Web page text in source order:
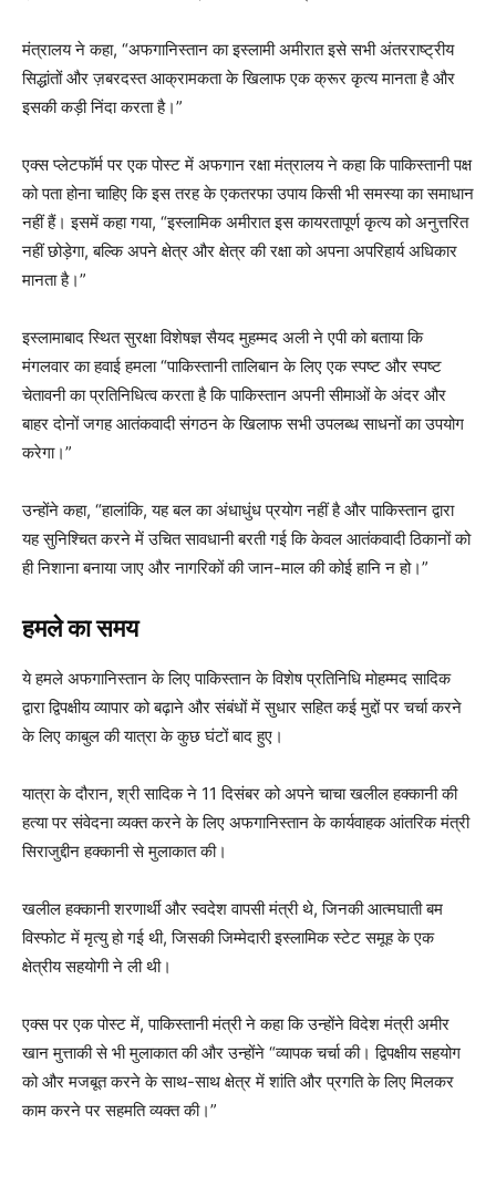
मंत्रालय ने कहा, “अफगानिस्तान का इस्लामी अमीरात इसे सभी अंतरराष्ट्रीय
सिद्धांतों और ज़बरदस्त आक्रामकता के खिलाफ एक क्रूर कृत्य मानता है और
इसकी कड़ी निंदा करता है।”
एक्स प्लेटफॉर्म पर एक पोस्ट में अफगान रक्षा मंत्रालय ने कहा कि पाकिस्तानी पक्ष
को पता होना चाहिए कि इस तरह के एकतरफा उपाय किसी भी समस्या का समाधान
नहीं हैं। इसमें कहा गया, “इस्लामिक अमीरात इस कायरतापूर्ण कृत्य को अनुत्तरित
नहीं छोड़ेगा, बल्कि अपने क्षेत्र और क्षेत्र की रक्षा को अपना अपरिहार्य अधिकार
मानता है।”
इस्लामाबाद स्थित सुरक्षा विशेषज्ञ सैयद मुहम्मद अली ने एपी को बताया कि
मंगलवार का हवाई हमला “पाकिस्तानी तालिबान के लिए एक स्पष्ट और स्पष्ट
चेतावनी का प्रतिनिधित्व करता है कि पाकिस्तान अपनी सीमाओं के अंदर और
बाहर दोनों जगह आतंकवादी संगठन के खिलाफ सभी उपलब्ध साधनों का उपयोग
करेगा।”
उन्होंने कहा, “हालांकि, यह बल का अंधाधुंध प्रयोग नहीं है और पाकिस्तान द्वारा
यह सुनिश्चित करने में उचित सावधानी बरती गई कि केवल आतंकवादी ठिकानों को
ही निशाना बनाया जाए और नागरिकों की जान-माल की कोई हानि न हो।”
हमले का समय
ये हमले अफगानिस्तान के लिए पाकिस्तान के विशेष प्रतिनिधि मोहम्मद सादिक
द्वारा द्विपक्षीय व्यापार को बढ़ाने और संबंधों में सुधार सहित कई मुद्दों पर चर्चा करने
के लिए काबुल की यात्रा के कुछ घंटों बाद हुए।
यात्रा के दौरान, श्री सादिक ने 11 दिसंबर को अपने चाचा खलील हक्कानी की
हत्या पर संवेदना व्यक्त करने के लिए अफगानिस्तान के कार्यवाहक आंतरिक मंत्री
सिराजुद्दीन हक्कानी से मुलाकात की।
खलील हक्कानी शरणार्थी और स्वदेश वापसी मंत्री थे, जिनकी आत्मघाती बम
विस्फोट में मृत्यु हो गई थी, जिसकी जिम्मेदारी इस्लामिक स्टेट समूह के एक
क्षेत्रीय सहयोगी ने ली थी।
एक्स पर एक पोस्ट में, पाकिस्तानी मंत्री ने कहा कि उन्होंने विदेश मंत्री अमीर
खान मुत्ताकी से भी मुलाकात की और उन्होंने “व्यापक चर्चा की। द्विपक्षीय सहयोग
को और मजबूत करने के साथ-साथ क्षेत्र में शांति और प्रगति के लिए मिलकर
काम करने पर सहमति व्यक्त की।”